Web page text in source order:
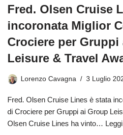
Fred. Olsen Cruise
incoronata Miglior
Crociere per Gruppi
Leisure & Travel
Lorenzo Cavagna 3 Luglio
Fred. Olsen Cruise Lines è stata
di Crociere per Gruppi ai Group
Olsen Cruise Lines ha vinto…